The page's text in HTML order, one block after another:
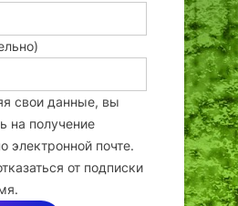
свои данные, вы
на получение
электронной почте.
от подписки